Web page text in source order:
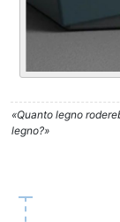
«Quanto legno
legno?»